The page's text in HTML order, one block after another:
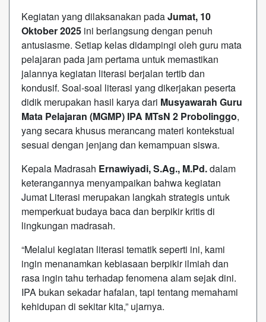
Kegiatan yang dilaksanakan padaJumat, 10
Oktober 2025 ini berlangsung dengan penuh
antusiasme. Setiap kelas didampingi oleh guru mata
pelajaran pada jam pertama untuk memastikan
jalannya kegiatan literasi berjalan tertib dan
kondusif. Soal-soal literasi yang dikerjakan peserta
didik merupakan hasil karya dari Musyawarah Guru
Mata Pelajaran (MGMP) IPA MTsN 2 Probolinggo,
yang secara khusus merancang materi kontekstual
sesuai dengan jenjang dan kemampuan siswa.
Kepala Madrasah Ernawiyadi, S.Ag., M.Pd.dalam
keterangannya menyampaikan bahwa kegiatan
Jumat Literasi merupakan langkah strategis untuk
memperkuat budaya baca dan berpikir kritis di
lingkungan madrasah.
“Melalui kegiatan literasi tematik seperti ini, kami
ingin menanamkan kebiasaan berpikir ilmiah dan
rasa ingin tahu terhadap fenomena alam sejak dini.
IPA bukan sekadar hafalan, tapi tentang memahami
kehidupan di sekitar kita,” ujarnya.